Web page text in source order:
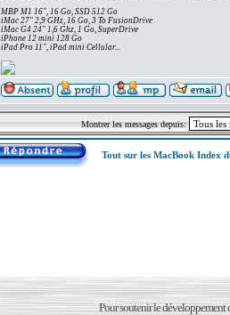
MBP M1 16", 16 Go, SSD 512 Go
iMac 27" 2,9 GHz, 16 Go, 3 To FusionDrive
iMac G4 24" 1,6 Ghz, 1 Go, SuperDrive
iPhone 12 mini 128 Go
iPad Pro 11", iPad mini Cellular...
Montrer les messages depuis:
Tout sur les MacBook Index
Pour soutenir le développement